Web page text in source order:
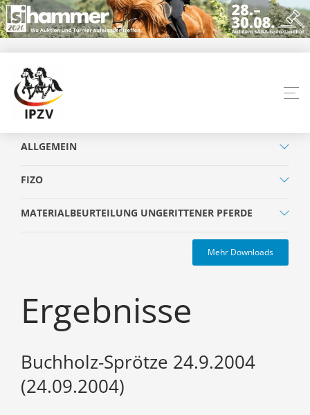
ALLGEMEIN
FIZO
MATERIALBEURTEILUNG UNGERITTENER PFERDE
Mehr Downloads
Ergebnisse
Buchholz-Sprötze 24.9.2004
(24.09.2004)